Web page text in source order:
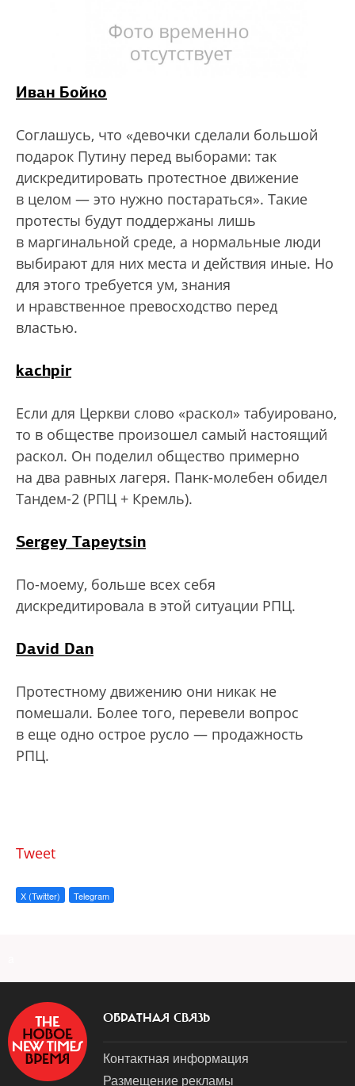
Иван Бойко
Соглашусь, что «девочки сделали большой
подарок Путину перед выборами: так
дискредитировать протестное движение
в целом — это нужно постараться». Такие
протесты будут поддержаны лишь
в маргинальной среде, а нормальные люди
выбирают для них места и действия иные. Но
для этого требуется ум, знания
и нравственное превосходство перед
властью.
kachpir
Если для Церкви слово «раскол» табуировано,
то в обществе произошел самый настоящий
раскол. Он поделил общество примерно
на два равных лагеря. Панк-молебен обидел
Тандем-2 (РПЦ + Кремль).
Sergey Tapeytsin
По-моему, больше всех себя
дискредитировала в этой ситуации РПЦ.
David Dan
Протестному движению они никак не
помешали. Более того, перевели вопрос
в еще одно острое русло — продажность
РПЦ.
Tweet
X (Twitter) Telegram
ОБРАТНАЯ СВЯЗЬ
Контактная информация
Размещение рекламы